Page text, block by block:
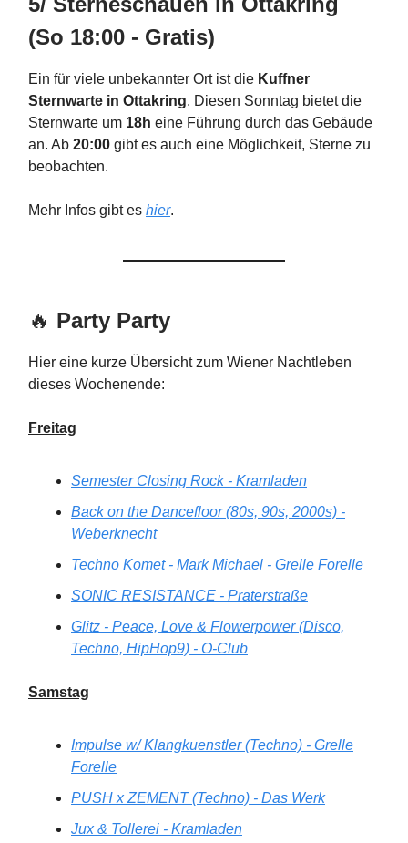
(So 18:00 - Gratis)
Ein für viele unbekannter Ort ist die Kuffner
Sternwarte in Ottakring. Diesen Sonntag bietet die
Sternwarte um 18h eine Führung durch das Gebäude
an. Ab 20:00 gibt es auch eine Möglichkeit, Sterne zu
beobachten.
Mehr Infos gibt es hier.
🔥 Party Party
Hier eine kurze Übersicht zum Wiener Nachtleben
dieses Wochenende:
Freitag
Semester Closing Rock - Kramladen
Back on the Dancefloor (80s, 90s, 2000s) -
Weberknecht
Techno Komet - Mark Michael - Grelle Forelle
SONIC RESISTANCE - Praterstraße
Glitz - Peace, Love & Flowerpower (Disco,
Techno, HipHop9) - O-Club
Samstag
Impulse w/ Klangkuenstler (Techno) - Grelle
Forelle
PUSH x ZEMENT (Techno) - Das Werk
Jux & Tollerei - Kramladen